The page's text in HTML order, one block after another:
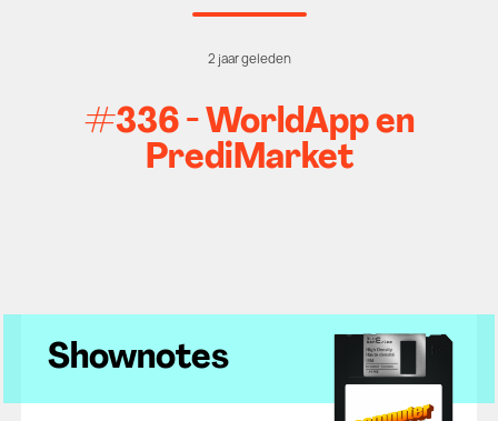
2 jaar geleden
#336 - WorldApp en
PrediMarket
Shownotes